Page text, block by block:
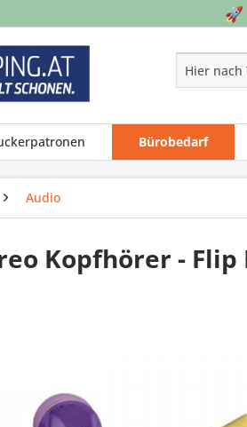
🚀
Bürobedarf
Audio
Kopfhörer -